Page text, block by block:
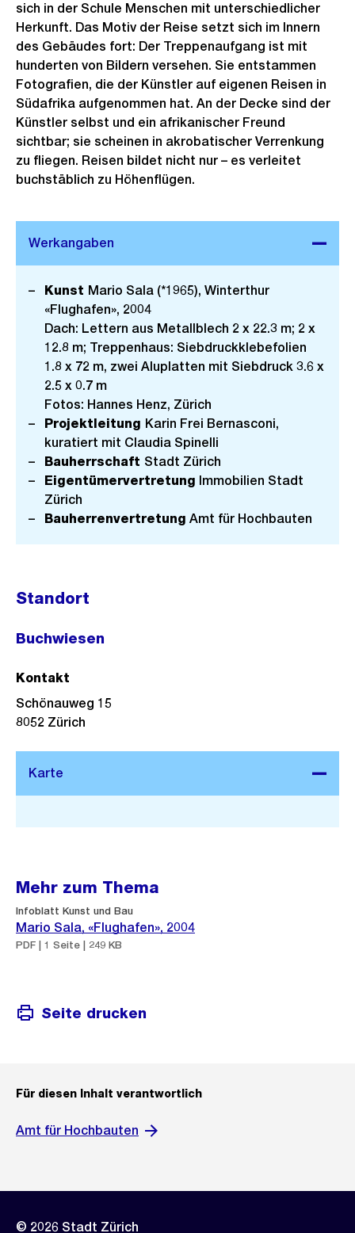
sich in der Schule Menschen mit unterschiedlicher
Herkunft. Das Motiv der Reise setzt sich im Innern
des Gebäudes fort: Der Treppenaufgang ist mit
hunderten von Bildern versehen. Sie entstammen
Fotografien, die der Künstler auf eigenen Reisen in
Südafrika aufgenommen hat. An der Decke sind der
Künstler selbst und ein afrikanischer Freund
sichtbar; sie scheinen in akrobatischer Verrenkung
zu fliegen. Reisen bildet nicht nur – es verleitet
buchstäblich zu Höhenflügen.
Kunst Mario Sala (*1965), Winterthur
«Flughafen», 2004
Dach: Lettern aus Metallblech 2 x 22.3 m; 2 x
12.8 m; Treppenhaus: Siebdruckklebefolien
1.8 x 72 m, zwei Aluplatten mit Siebdruck 3.6 x
2.5 x 0.7 m
Fotos: Hannes Henz, Zürich
Projektleitung Karin Frei Bernasconi,
kuratiert mit Claudia Spinelli
Bauherrschaft Stadt Zürich
Eigentümervertretung Immobilien Stadt
Zürich
Bauherrenvertretung Amt für Hochbauten
Standort
Buchwiesen
Stadtplan 3D
Kontakt
Schönauweg 15
8052 Zürich
Mehr zum Thema
Infoblatt Kunst und Bau
Mario Sala, «Flughafen», 2004
PDF | 1 Seite | 249 KB
Seite drucken
Für diesen Inhalt verantwortlich
Amt für Hochbauten
© 2026 Stadt Zürich